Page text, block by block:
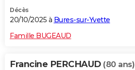
Décès
20/10/2025 à Bures-sur-Yvette
Famille BUGEAUD
Francine PERCHAUD (80 ans)